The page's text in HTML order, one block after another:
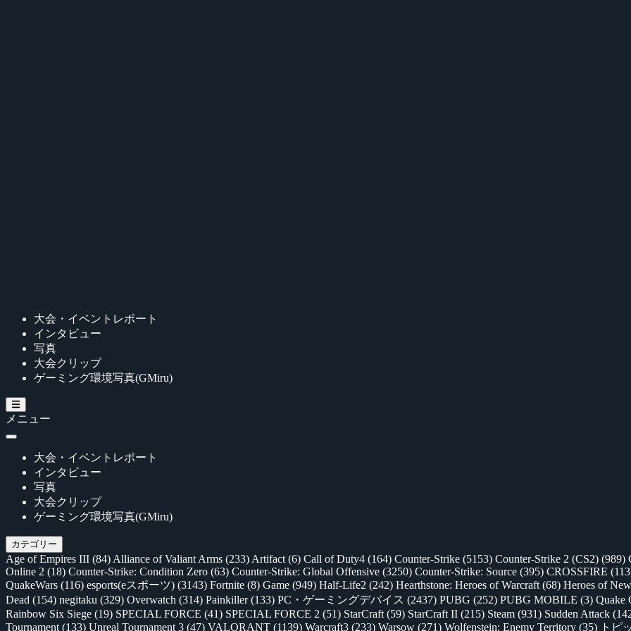
大会・イベントレポート
インタビュー
写真
大会クリップ
ゲーミング環境写真(GMiru)
メニュー
大会・イベントレポート
インタビュー
写真
大会クリップ
ゲーミング環境写真(GMiru)
カテゴリー
Age of Empires III (84) Alliance of Valiant Arms (233) Artifact (6) Call of Duty4 (164) Counter-Strike (5153) Counter-Strike 2 (CS2) (989)
Online 2 (18) Counter-Strike: Condition Zero (63) Counter-Strike: Global Offensive (3250) Counter-Strike: Source (395) CROSSFIRE
QuakeWars (116) esports(eスポーツ) (3143) Fortnite (8) Game (949) Half-Life2 (242) Hearthstone: Heroes of Warcraft (68) Heroes of
Dead (154) negitaku (329) Overwatch (314) Painkiller(133) PC・ゲーミングデバイス (2437) PUBG (252) PUBG MOBILE (3) Quake
Rainbow Six Siege (19) SPECIAL FORCE (41) SPECIAL FORCE 2 (51) StarCraft (59) StarCraft II (215) Steam (931) Sudden Attack
Tournament (133) Unreal Tournament 3 (47) VALORANT (1139) Warcraft3 (233) Warsow (271) Wolfenstein: Enemy Territory (35) トピ